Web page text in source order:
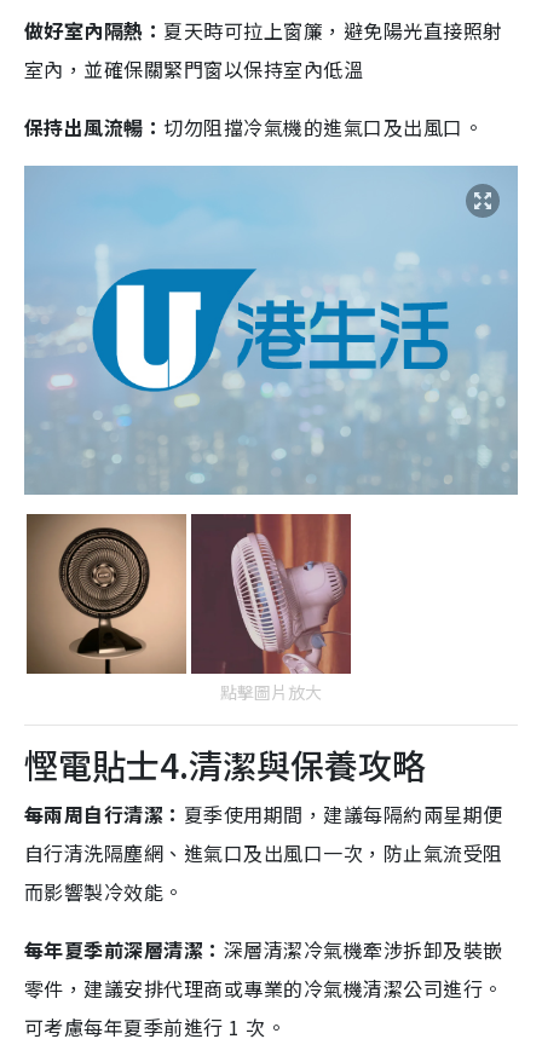
做好室內隔熱： 夏天時可拉上窗簾，避免陽光直接照射
室內，並確保關緊門窗以保持室內低溫
保持出風流暢：切勿阻擋冷氣機的進氣口及出風口。
點擊圖片放大
慳電貼士4.清潔與保養攻略
每兩周自行清潔： 夏季使用期間，建議每隔約兩星期便
自行清洗隔塵網、進氣口及出風口一次，防止氣流受阻
而影響製冷效能。
每年夏季前深層清潔： 深層清潔冷氣機牽涉拆卸及裝嵌
零件，建議安排代理商或專業的冷氣機清潔公司進行。
可考慮每年夏季前進行 1 次。